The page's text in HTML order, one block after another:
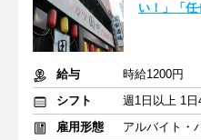
い！」「
給与
時給1200円
シフト
雇用形態
アルバイト・